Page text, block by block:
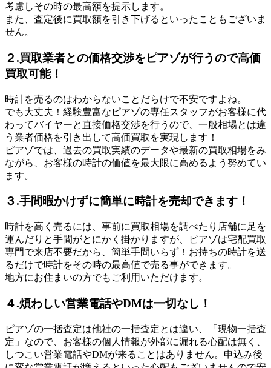
考慮しその時の最高額を提示します。
また、査定後に買取額を引き下げるといったこともございま
せん。
２.買取業者との価格交渉をピアゾが行うので高価
買取可能！
時計を売るのはわからないことだらけで不安ですよね。
でも大丈夫！経験豊富なピアゾの専任スタッフがお客様に代
わってバイヤーと直接価格交渉を行うので、一般相場とは違
う業者価格を引き出して高価買取を実現します！
ピアゾでは、過去の買取実績のデータや最新の買取相場をみ
ながら、お客様の時計の価値を最大限に高めるよう努めてい
ます。
３.手間暇かけずに簡単に時計を売却できます！
時計を高く売るには、事前に買取相場を調べたり店舗に足を
運んだりと手間がとにかく掛かりますが、ピアゾは宅配買取
専門で来店不要だから、簡単手間いらず！お持ちの時計を送
るだけで時計をその時の最高値で売る事ができます。
地方にお住まいの方でもご利用いただけます。
４.煩わしい営業電話やDMは一切なし！
ピアゾの一括査定は他社の一括査定とは違い、「現物一括査
定」なので、お客様の個人情報が外部に漏れる心配は無く、
しつこい営業電話やDMが来ることはありません。申込み後